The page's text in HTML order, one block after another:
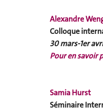
Alexandre
Colloque
30 mars-1er
Pour en savoir
Samia Hurst
Séminaire